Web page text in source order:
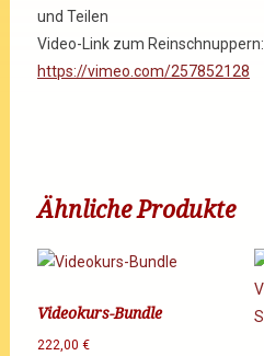
und Teilen
Video-Link zum Reinschnuppern:
https://vimeo.com/257852128
Ähnliche Produkte
Videokurs-Bundle
222,00 €